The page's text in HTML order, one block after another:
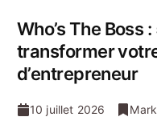
Who’s The Boss
transformer
d’entrepreneur
10 juillet 2026